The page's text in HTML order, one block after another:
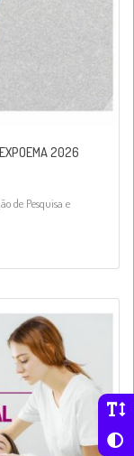
2026
de Pesquisa e